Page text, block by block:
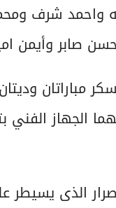
واحمد شرف
صابر وأيمن
مباراتان
الجهاز الفني
الذى يسيطر